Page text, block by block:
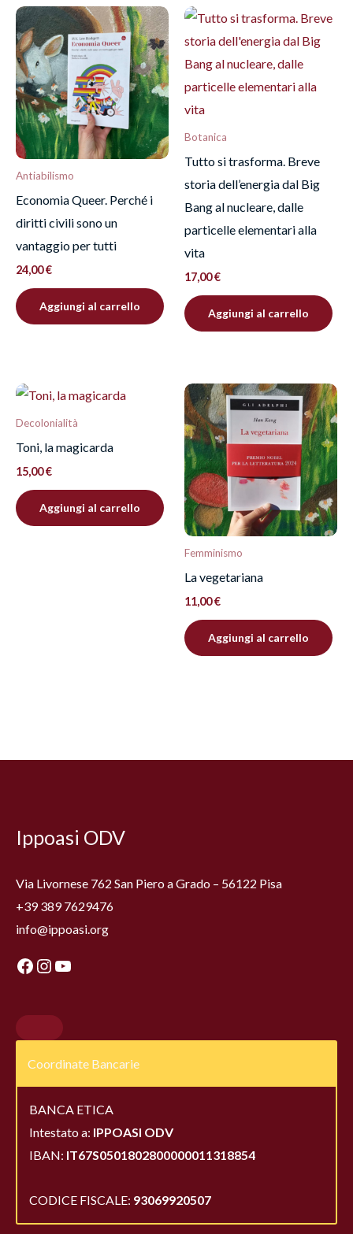
Recensisci per primo
“Contro la gerarchia e il
dominio”
Devieffettuare l’accessoper pubblicare una
recensione.
Antiabilismo
Economia Queer. Perché i
diritti civili sono un
vantaggio per tutti
24,00€
Aggiungi al carrello
Botanica
Tutto si trasforma. Breve
storia dell’energia dal Big
Bang al nucleare, dalle
particelle elementari alla
vita
17,00€
Aggiungi al carrello
Decolonialità
Toni, la magicarda
15,00€
Aggiungi al carrello
Femminismo
La vegetariana
11,00€
Aggiungi al carrello
Ippoasi ODV
Via Livornese 762 San Piero a Grado – 56122 Pisa
+39 389 7629476
info@ippoasi.org
Coordinate Bancarie
BANCA ETICA
Intestato a: IPPOASI ODV
IBAN: IT67S0501802800000011318854
CODICE FISCALE: 93069920507